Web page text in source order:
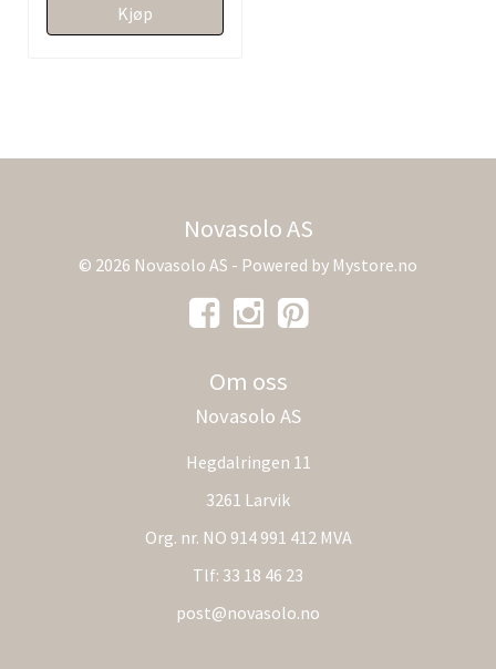
Kjøp
Novasolo AS
© 2026 Novasolo AS - Powered by Mystore.no
Om oss
Novasolo AS
Hegdalringen 11
3261 Larvik
Org. nr. NO 914 991 412 MVA
Tlf: 33 18 46 23
post@novasolo.no